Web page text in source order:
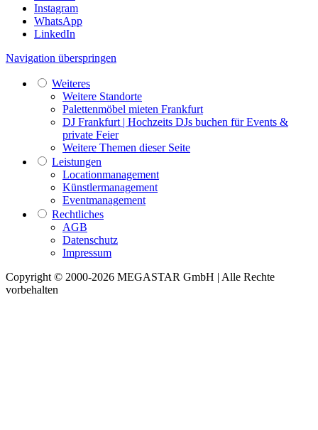
Instagram
WhatsApp
LinkedIn
Navigation überspringen
Weiteres
Weitere Standorte
Palettenmöbel mieten Frankfurt
DJ Frankfurt | Hochzeits DJs buchen für Events &
private Feier
Weitere Themen dieser Seite
Leistungen
Locationmanagement
Künstlermanagement
Eventmanagement
Rechtliches
AGB
Datenschutz
Impressum
Copyright © 2000-2026 MEGASTAR GmbH | Alle Rechte
vorbehalten